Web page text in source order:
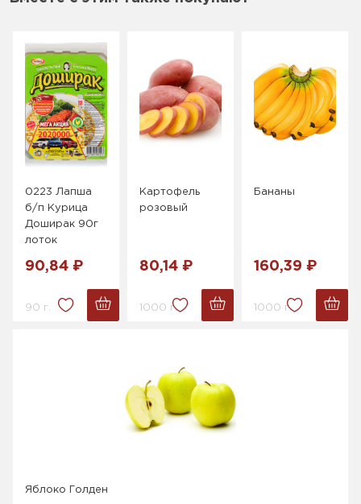
0223 Лапша
б/п Курица
Доширак 90г
лоток
90,84 ₽
90 г.
Картофель
розовый
80,14 ₽
1000 г.
Бананы
160,39 ₽
1000 г.
Яблоко Голден